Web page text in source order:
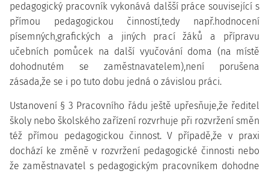
pedagogický pracovník vykonává dalšší práce související s
přímou pedagogickou činností,tedy např.hodnocení
písemných,grafických a jiných prací žáků a přípravu
učebních pomůcek na další vyučování doma (na místě
dohodnutém se zaměstnavatelem),není porušena
zásada,že se i po tuto dobu jedná o závislou práci.
Ustanovení § 3 Pracovního řádu ještě upřesňuje,že ředitel
školy nebo školského zařízení rozvrhuje při rozvržení směn
též přímou pedagogickou činnost. V případě,že v praxi
dochází ke změně v rozvržení pedagogické činnosti nebo
že zaměstnavatel s pedagogickým pracovníkem dohodne